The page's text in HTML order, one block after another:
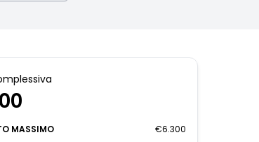
MASSIMO €6.300